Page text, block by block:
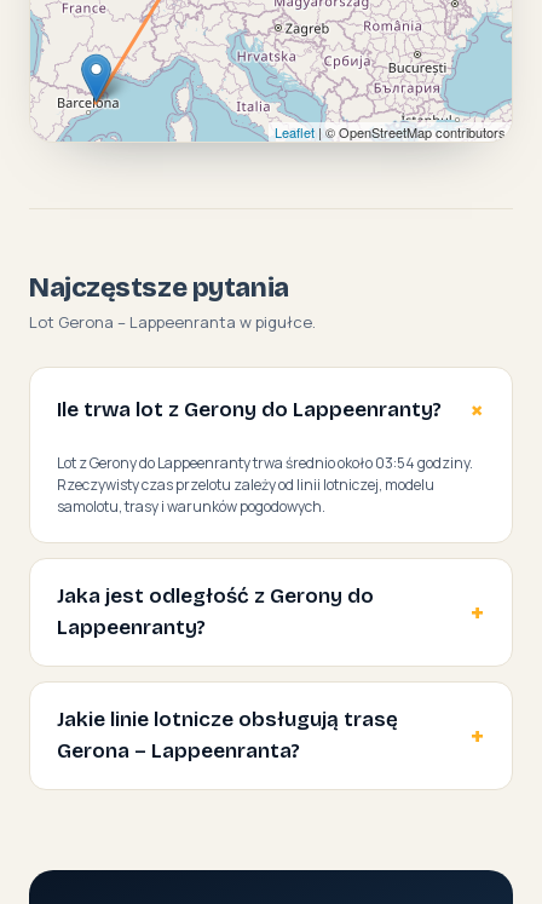
Leaflet | © OpenStreetMap contributors
Najczęstsze pytania
Lot Gerona – Lappeenranta w pigułce.
Ile trwa lot z Gerony do Lappeenranty?
Lot z Gerony do Lappeenranty trwa średnio około 03:54 godziny.
Rzeczywisty czas przelotu zależy od linii lotniczej, modelu
samolotu, trasy i warunków pogodowych.
Jaka jest odległość z Gerony do
Lappeenranty?
Jakie linie lotnicze obsługują trasę
Gerona – Lappeenranta?